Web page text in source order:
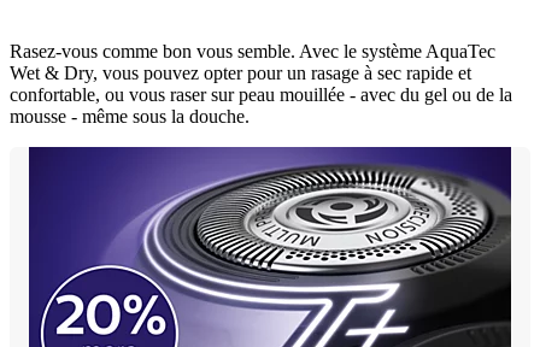
Rasez-vous comme bon vous semble. Avec le système AquaTec
Wet & Dry, vous pouvez opter pour un rasage à sec rapide et
confortable, ou vous raser sur peau mouillée - avec du gel ou de la
mousse - même sous la douche.